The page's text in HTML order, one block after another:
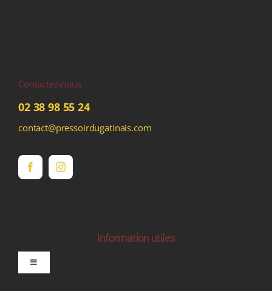
Contactez-nous
02 38 98 55 24
contact@pressoirdugatinais.com
Information utiles
Toggle